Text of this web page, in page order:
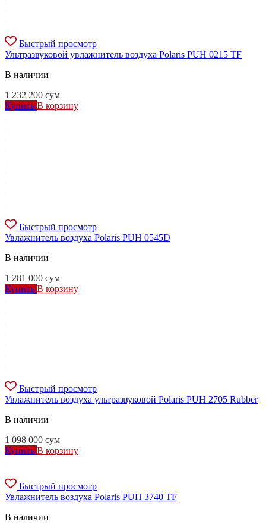
Быстрый просмотр
Ультразвуковой увлажнитель воздуха Polaris PUH 0215 TF
В наличии
1 232 200 сум
Купить В корзину
Быстрый просмотр
Увлажнитель воздуха Polaris PUH 0545D
В наличии
1 281 000 сум
Купить В корзину
Быстрый просмотр
Увлажнитель воздуха ультразвуковой Polaris PUH 2705 Rubber
В наличии
1 098 000 сум
Купить В корзину
Быстрый просмотр
Увлажнитель воздуха Polaris PUH 3740 TF
В наличии